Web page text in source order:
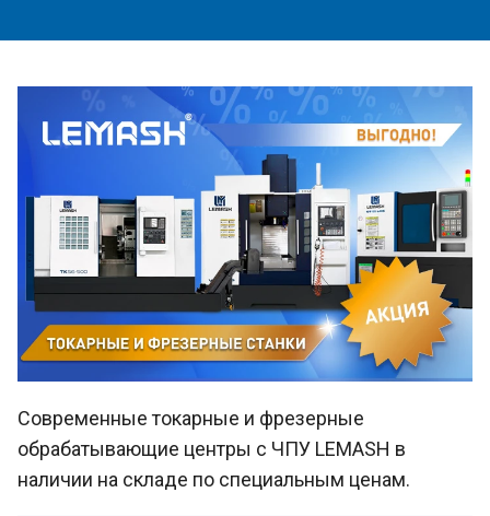
Современные токарные и фрезерные
обрабатывающие центры с ЧПУ LEMASH в
наличии на складе по специальным ценам.